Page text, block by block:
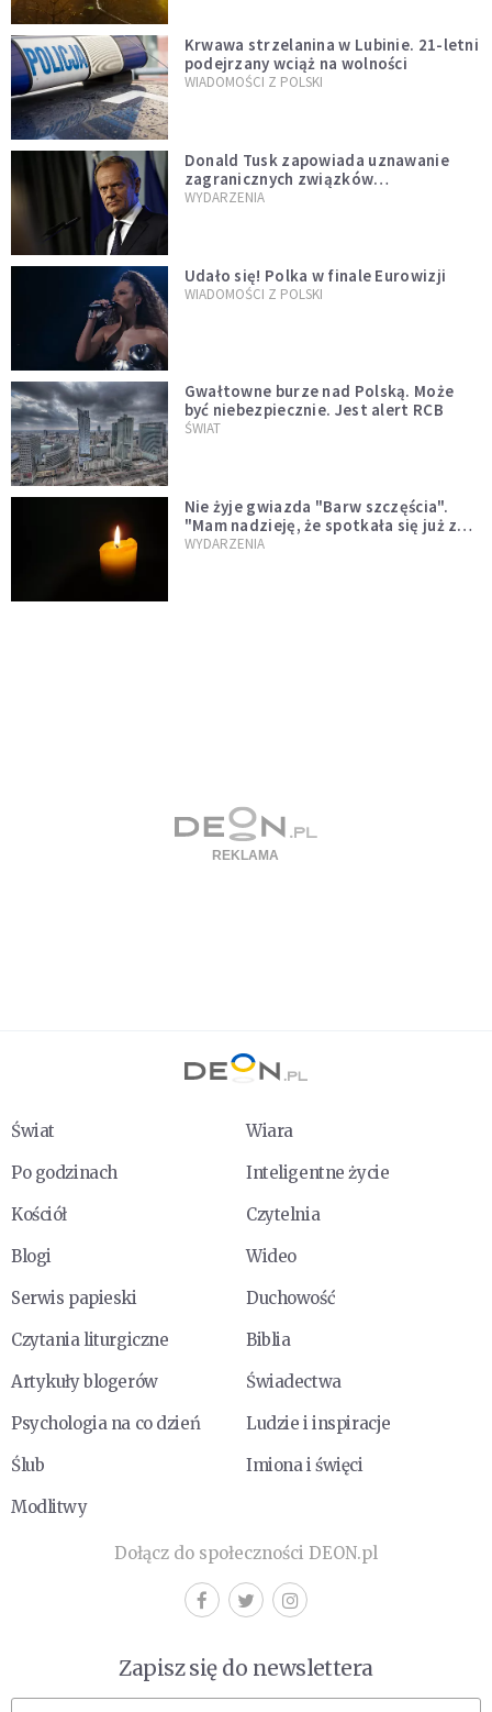
Krwawa strzelanina w Lubinie. 21-letni
podejrzany wciąż na wolności
WIADOMOŚCI Z POLSKI
Donald Tusk zapowiada uznawanie
zagranicznych związków
jednopłciowych. "Państwo oblało ten
WYDARZENIA
Udało się! Polka w finale Eurowizji
WIADOMOŚCI Z POLSKI
Gwałtowne burze nad Polską. Może
być niebezpiecznie. Jest alert RCB
ŚWIAT
Nie żyje gwiazda "Barw szczęścia".
"Mam nadzieję, że spotkała się już z
Bogiem, którego tak bardzo kochała"
WYDARZENIA
Świat
Wiara
Po godzinach
Inteligentne życie
Kościół
Czytelnia
Blogi
Wideo
Serwis papieski
Duchowość
Czytania liturgiczne
Biblia
Artykuły blogerów
Świadectwa
Psychologia na co dzień
Ludzie i inspiracje
Ślub
Imiona i święci
Modlitwy
Dołącz do społeczności DEON.pl
Zapisz się do newslettera